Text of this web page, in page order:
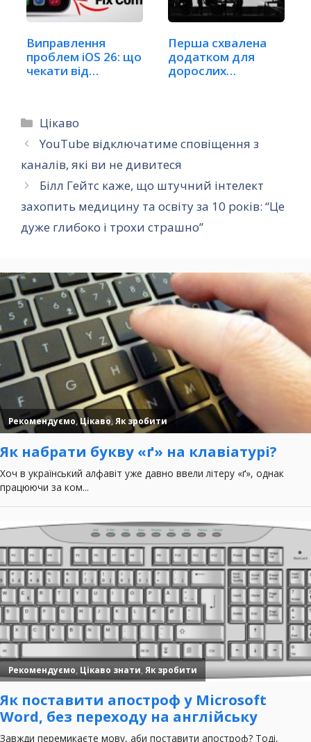
Виправлення
проблем iOS 26: що
чекати від
Перша схвалена
додатком для
дорослих
Категорії
Цікаво
YouTube відключатиме сповіщення з
каналів, які ви не дивитеся
Білл Гейтс каже, що штучний інтелект
захопить медицину та освіту за 10 років: “Це
дуже глибоко і трохи страшно”